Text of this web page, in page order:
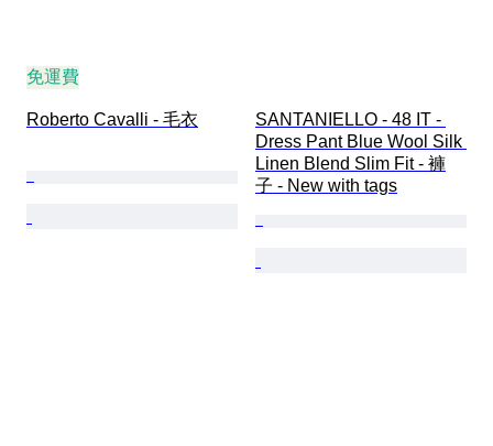
免運費
Roberto Cavalli - 毛衣
SANTANIELLO - 48 IT -
Dress Pant Blue Wool Silk
Linen Blend Slim Fit - 褲
子 - New with tags